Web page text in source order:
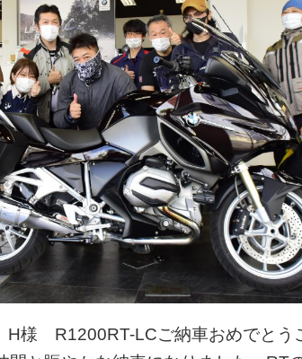
様 R1200RT-LCご納車おめでとう